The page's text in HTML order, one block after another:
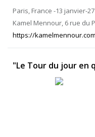
Paris, France -13 janvier-
Kamel Mennour, 6 rue du
https://
"Le Tour du jour en